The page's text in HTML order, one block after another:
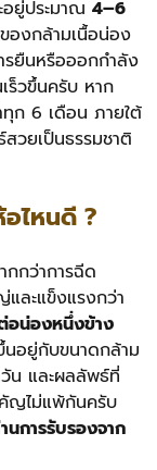
อยู่ประมาณ 4–6
องกล้ามเนื้อน่อง
รยืนหรือออกกำลัง
ร็วขึ้นครับ หาก
ก 6 เดือน ภายใต้
วยเป็นธรรมชาติ
ไหนดี ?
กว่าการฉีด
และแข็งแรงกว่า
น่องหนึ่งข้าง
นอยู่กับขนาดกล้าม
วัน และผลลัพธ์ที่
คัญไม่แพ้กันครับ
การรับรองจาก